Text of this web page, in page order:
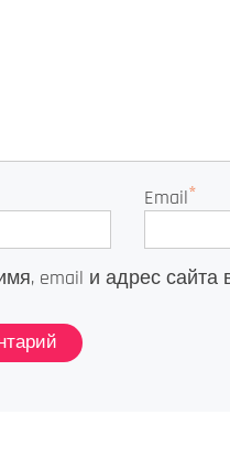
Email*
email и адрес